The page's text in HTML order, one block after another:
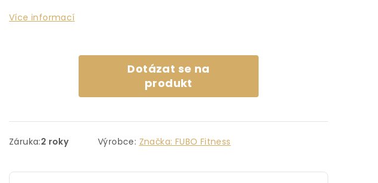
Více informací
Dotázat se na
produkt
Záruka:2 roky Výrobce: Značka: FUBO Fitness